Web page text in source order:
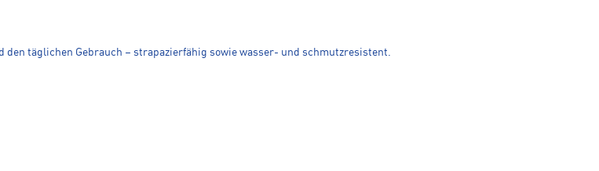
den täglichen Gebrauch – strapazierfähig sowie wasser- und schmutzresistent.